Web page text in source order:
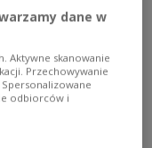
dane w
Aktywne skanowanie
Przechowywanie
odbiorców i